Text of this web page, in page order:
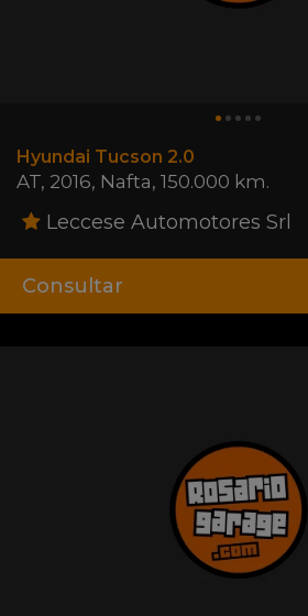
Hyundai Tucson 2.0
AT, 2016, Nafta, 150.000 km.
Leccese Automotores Srl
Consultar